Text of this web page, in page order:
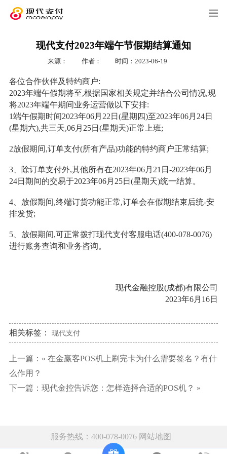
现代支付2023年端午节假期结算通知
来源： 作者： 时间：2023-06-19
各位合作伙伴及特约商户:
2023年端午假期将至,根据国家相关规定并结合公司情况,现
将2023年端午期间业务运营做以下安排:
1端午假期时间2023年06月22日(星期四)至2023年06月24日
(星期六),共三天,06月25日(星期天)正常上班;
2放假期间,订单支付(所有产品)功能的特约商户正常结算;
3、除订单支付外,其他所有在2023年06月21日-2023年06月
24日期间的交易于2023年06月25日(星期天)统一结算。
4、放假期间,终端订货功能正常,订单会在假期结束后统-安
排发货;
5、放假期间,可正常拨打现代支付客服电话(400-078-0076)
进行账务查询和业务咨询。
现代金融控股(成都)有限公司
2023年6月16日
相关标签： 现代支付
上一篇：« 在金赢客POS机上刷完卡为什么需要签名？有什
么作用？
下一篇： 现代金控告诉您：怎样选择合适的POS机？ »
服务热线：400-078-0076 网站地图